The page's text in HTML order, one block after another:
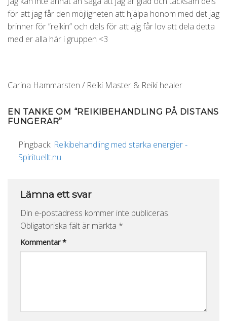
för att jag får den möjligheten att hjälpa honom med det jag
brinner för ”reikin” och dels för att ajg får lov att dela detta
med er alla här i gruppen <3
Carina Hammarsten / Reiki Master & Reiki healer
EN TANKE OM “REIKIBEHANDLING PÅ DISTANS
FUNGERAR”
Pingback: Reikibehandling med starka energier -
Spirituellt.nu
Lämna ett svar
Din e-postadress kommer inte publiceras.
Obligatoriska fält är märkta *
Kommentar*